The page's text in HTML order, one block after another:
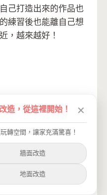
己打造出來的作品也
練習後也能離自己想
，越來越好！
試改造 打造出屬於
鬆改造空間 搭配傢俱
造，從這裡開始！ ✕
轉空間，讓家充滿驚喜！
牆面改造
地面改造